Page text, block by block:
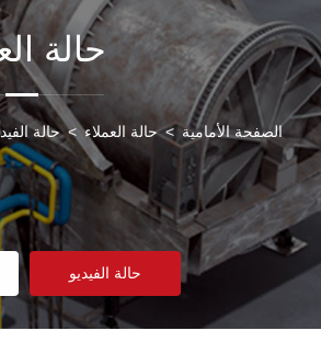
حالة
الصفحة الأمامية >حالة العملاء>حالة
حالة الفيديو